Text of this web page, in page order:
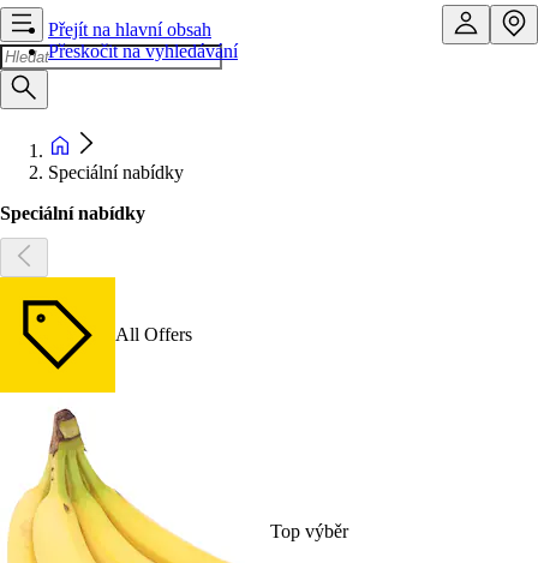
Přejít na hlavní obsah
Přeskočit na vyhledávání
Speciální nabídky
Speciální nabídky
All Offers
Top výběr